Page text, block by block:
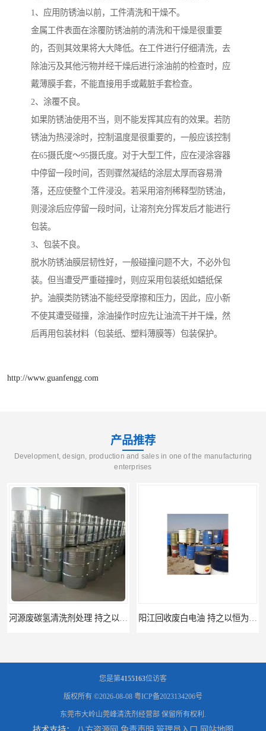
1、应用防锈油以前，工件清洗和干燥不。
金属工件表面在涂覆防锈油前的清洗和干燥是很重要
的，否则其效果将大大降低。在工件进行仔细清洗，去
除油污及其他污物并经干燥后进行涂油前的检查时，应
戴薄膜手套，不能直接用手或戴脏手套检查。
2、涂覆不良。
如果防锈油使用不当，则不能发挥其应有的效果。若防
锈油为热浸涂时，控制温度是很重要的，一般应该控制
在65摄氏度～95摄氏度。对于大型工件，应在浸涂容器
中停留一段时间，否则骤然凝结的涂层太厚而容易滑
落，还应使整个工件浸没。若采用溶剂稀释型防锈油，
则浸涂后应停留一段时间，让溶剂充分挥发后才能进行
包装。
3、包装不良。
脱水防锈油膜层韧性好，一般碰撞问题不大，不必外包
装。但当遭受严重碰撞时，则应采用包装纸如蜡纸保
护。油膜类防锈油不能经受摩擦和压力，因此，应小新
不使其遭受碰撞，涂油操作时应先让油流干并干燥，然
后再用包装材料（包装纸、塑料薄膜等）包装保护。
http://www.guanfengg.com
产品推荐
Development, design, production and sales in one of the manufacturing
enterprises
您是第4155163位访客
版权所有 ©2026-08-08 粤ICP备2023134206号
东莞市大岭山莞峰清洗剂经营部 保留所有权利.